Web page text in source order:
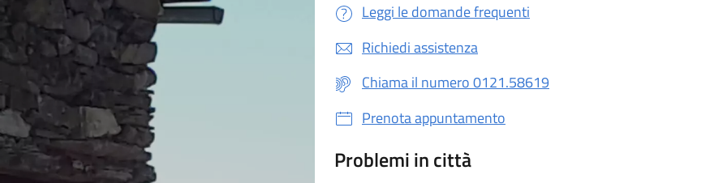
Leggi le domande frequenti
Richiedi assistenza
Chiama il numero 0121.58619
Prenota appuntamento
Problemi in città